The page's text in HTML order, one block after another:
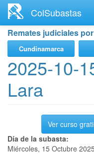
contenido
principal
ColSubastas
Remates judiciales
Cundinamarca
2025-10-
Lara
Ver curso
Día de la subasta:
Miércoles, 15 Octubre 2025